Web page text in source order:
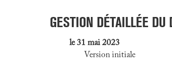
GESTION DÉTAILLÉE DU
le 31 mai 2023
Version initiale